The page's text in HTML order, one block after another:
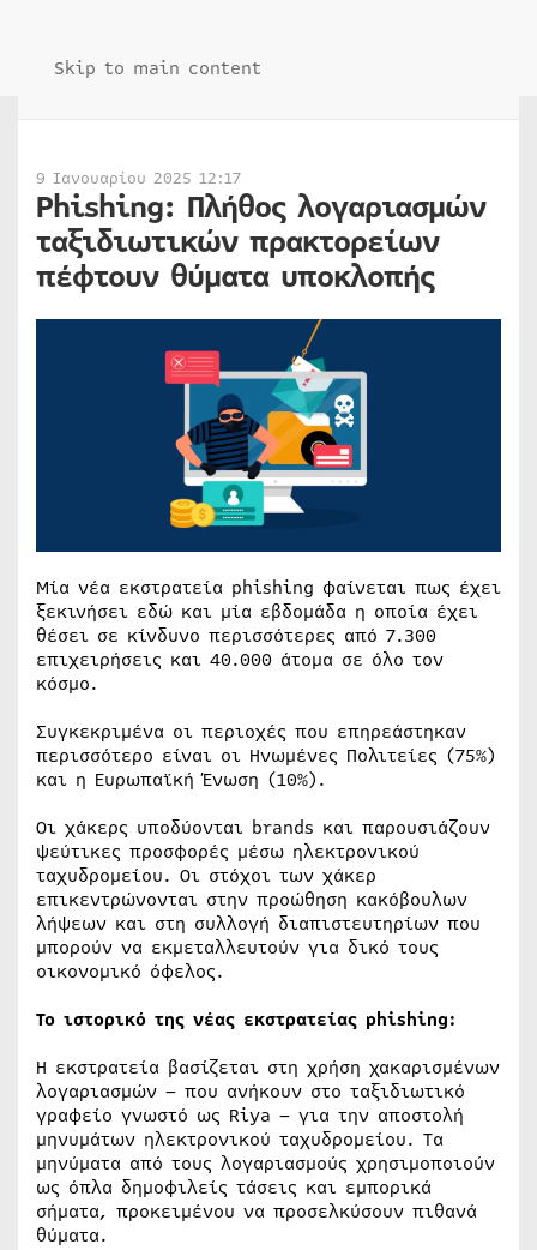
Skip to main content
9 Ιανουαρίου 2025 12:17
Phishing: Πλήθος λογαριασμών
ταξιδιωτικών πρακτορείων
πέφτουν θύματα υποκλοπής
Μία νέα εκστρατεία phishing φαίνεται πως έχει
ξεκινήσει εδώ και μία εβδομάδα η οποία έχει
θέσει σε κίνδυνο περισσότερες από 7.300
επιχειρήσεις και 40.000 άτομα σε όλο τον
κόσμο.
Συγκεκριμένα οι περιοχές που επηρεάστηκαν
περισσότερο είναι οι Ηνωμένες Πολιτείες (75%)
και η Ευρωπαϊκή Ένωση (10%).
Οι χάκερς υποδύονται brands και παρουσιάζουν
ψεύτικες προσφορές μέσω ηλεκτρονικού
ταχυδρομείου. Οι στόχοι των χάκερ
επικεντρώνονται στην προώθηση κακόβουλων
λήψεων και στη συλλογή διαπιστευτηρίων που
μπορούν να εκμεταλλευτούν για δικό τους
οικονομικό όφελος.
Το ιστορικό της νέας εκστρατείας phishing:
Η εκστρατεία βασίζεται στη χρήση χακαρισμένων
λογαριασμών – που ανήκουν στο ταξιδιωτικό
γραφείο γνωστό ως Riya – για την αποστολή
μηνυμάτων ηλεκτρονικού ταχυδρομείου. Τα
μηνύματα από τους λογαριασμούς χρησιμοποιούν
ως όπλα δημοφιλείς τάσεις και εμπορικά
σήματα, προκειμένου να προσελκύσουν πιθανά
θύματα.